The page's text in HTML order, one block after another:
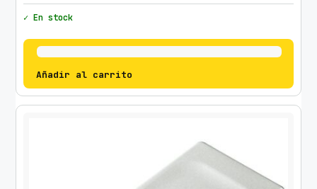
✓ En stock
Añadir al carrito